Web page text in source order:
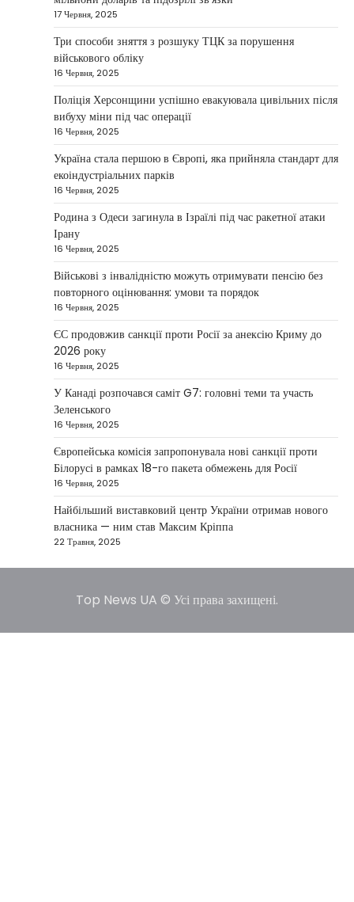
Зеленський заявив про готовність
України допомогти стабілізувати
Близький Схід
Президент України Володимир Зеленський
повідомив, що Київ готовий підтримати
міжнародних партнерів у стабілізації ситуації
на…
НОВИНИ
Конфлікт на Близькому Сході
паралізував туризм і
Загострення конфлікту на Близькому Сході
суттєво вплинуло на міжнародні подорожі та
туристичну індустрію. Після ударів…
НОВИНИ
США не відкидають можливість
удару по Ірану у разі провалу
переговорів
2025
У США не виключають застосування сили проти
Ірану, якщо дипломатичні переговори не
принесуть бажаних результатів.…
17 Червня, 2025
Три способи зняття з розшуку ТЦК за порушення
військового обліку
16 Червня, 2025
Поліція Херсонщини успішно евакуювала цивільних після
вибуху міни під час операції
16 Червня, 2025
Україна стала першою в Європі, яка прийняла стандарт для
екоіндустріальних парків
16 Червня, 2025
Родина з Одеси загинула в Ізраїлі під час ракетної атаки
Ірану
16 Червня, 2025
Військові з інвалідністю можуть отримувати пенсію без
повторного оцінювання: умови та порядок
16 Червня, 2025
ЄС продовжив санкції проти Росії за анексію Криму до
2026 року
16 Червня, 2025
У Канаді розпочався саміт G7: головні теми та участь
Зеленського
16 Червня, 2025
Європейська комісія запропонувала нові санкції проти
Білорусі в рамках 18-го пакета обмежень для Росії
16 Червня, 2025
Найбільший виставковий центр України отримав нового
власника — ним став Максим Кріппа
22 Травня, 2025
Top News UA © Усі права захищені.